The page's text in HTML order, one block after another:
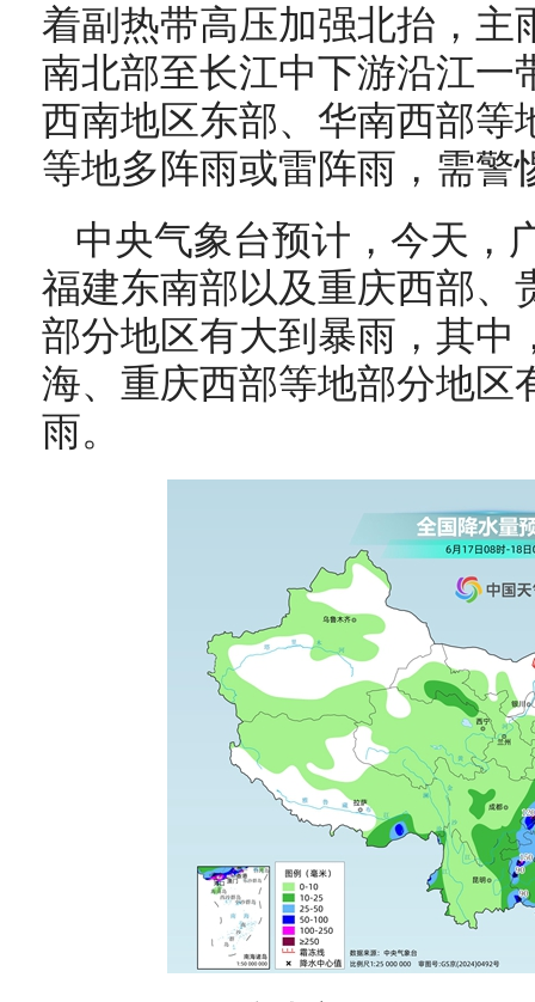
着副热带高压加强北抬，主
南北部至长江中下游沿江一
西南地区东部、华南西部等
等地多阵雨或雷阵雨，需警
中央气象台预计，今天，
福建东南部以及重庆西部、
部分地区有大到暴雨，其中
海、 重庆西部等地部分地区
雨。